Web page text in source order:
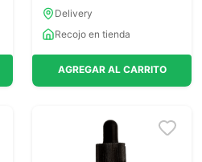
Delivery
Recojo en tienda
AGREGAR AL CARRITO